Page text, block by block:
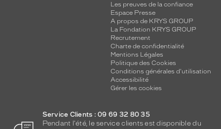
Les preuves de la confiance
Espace Presse
A propos de KRYS GROUP
La Fondation KRYS GROUP
Recrutement
Charte de confidentialité
Mentions Légales
Politique des Cookies
Conditions générales d'utilisation
Accessibilité
Gérer les cookies
Service Clients : 09 69 32 80 35
Pendant l'été, le service clients est disponible du